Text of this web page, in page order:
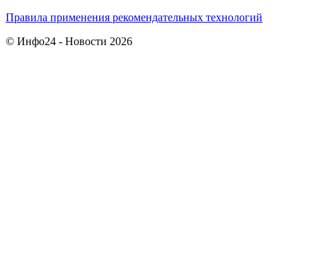
Правила применения рекомендательных технологий
© Инфо24 - Новости 2026